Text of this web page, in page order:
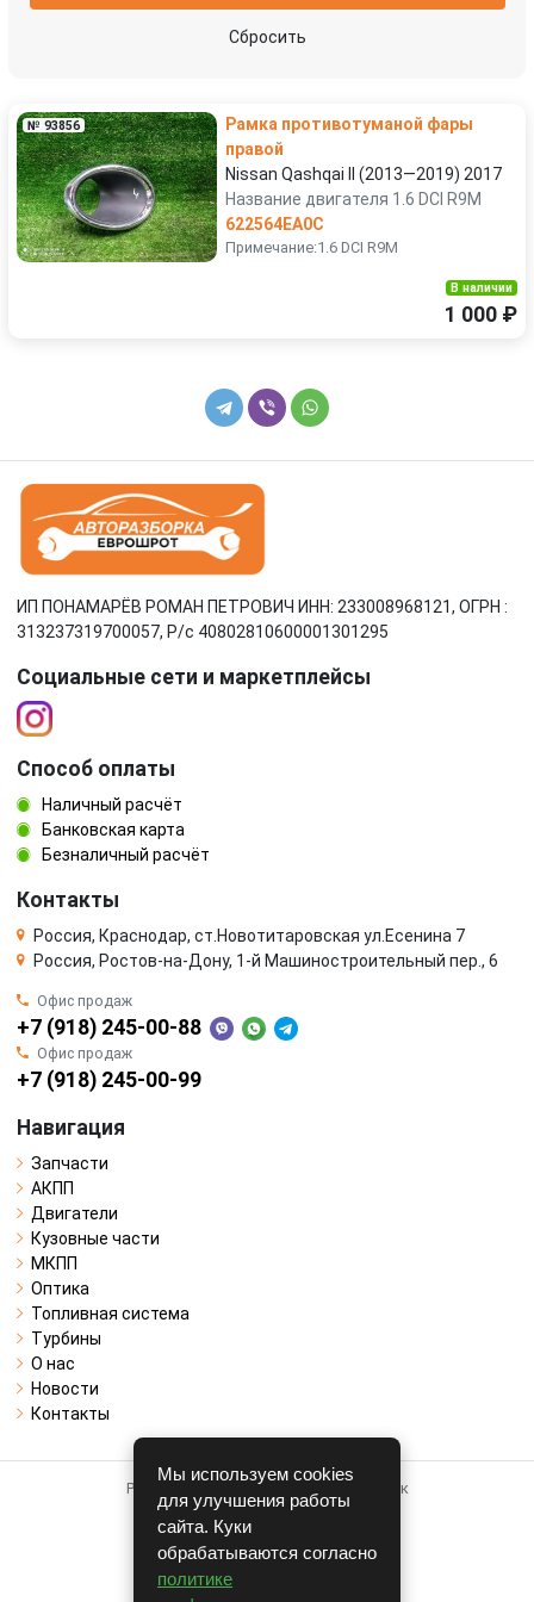
ручка наружная передняя правая
усилитель бампера переднего шумоизоляция капота
Сбросить
№ 93856
Рамка противотуманой фары
правой
Nissan Qashqai II (2013—2019) 2017
Название двигателя 1.6 DCI R9M
622564EA0C
Примечание:1.6 DCI R9M
В наличии
1 000 ₽
ИП ПОНАМАРЁВ РОМАН ПЕТРОВИЧ ИНН: 233008968121, ОГРН :
313237319700057, Р/c 40802810600001301295
Социальные сети и маркетплейсы
Способ оплаты
Наличный расчёт
Банковская карта
Безналичный расчёт
Контакты
Россия, Краснодар, ст.Новотитаровская ул.Есенина 7
Россия, Ростов-на-Дону, 1-й Машиностроительный пер., 6
Офис продаж
+7 (918) 245-00-88
Офис продаж
+7 (918) 245-00-99
Навигация
Запчасти
АКПП
Двигатели
Кузовные части
МКПП
Оптика
Топливная система
Турбины
О нас
Новости
Контакты
Работает на системе для авторазборок
CARRO.БИЗНЕС
Полная версия
© COPYRIGHT 2026 г.
Мы используем cookies
для улучшения работы
сайта. Куки
обрабатываются согласно
политике